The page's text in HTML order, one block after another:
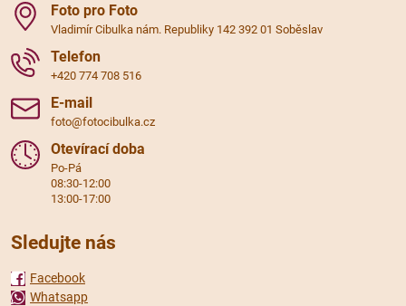
Foto pro Foto
Vladimír Cibulka nám. Republiky 142 392 01 Soběslav
Telefon
+420 774 708 516
E-mail
foto@fotocibulka.cz
Otevírací doba
Po-Pá
08:30-12:00
13:00-17:00
Sledujte nás
Facebook
Whatsapp